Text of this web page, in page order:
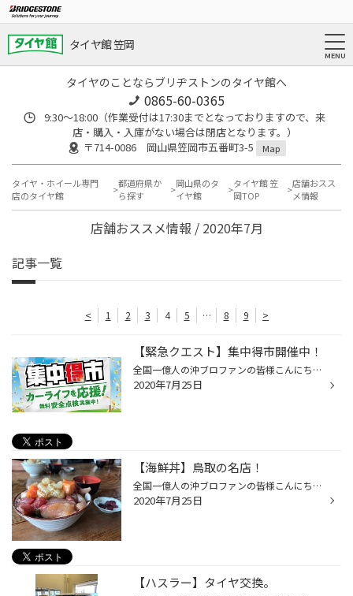
タイヤ館 笠岡
タイヤのことならブリヂストンのタイヤ館へ
0865-60-0365
9:30～18:00（作業受付は17:30までとなっておりますので、来
店・購入・入庫がない場合は閉店となります。）
〒714-0086 岡山県笠岡市五番町3-5
Map
タイヤ・ホイール専門
店のタイヤ館
都道府県か
ら探す
岡山県のタ
イヤ館
タイヤ館 笠
岡TOP
店舗おスス
メ情報
店舗おススメ情報 / 2020年7月
記事一覧
< 1 2 3 4 5 … 8 9 >
【緊急クエスト】集中得市開催中！
全国一億人の沖ブロファンの皆様こんにちは|ω・) タイヤ館笠岡店の太郎こと沖ですよｗ さてさて・・・ 皆様 実はタイヤ館では集中得市を開催いたしております！！！ 8月2日まで開催してますのでぜひお越しくださいませ(ΦωΦ) 集中得市の意味が解らない人が多いと思いますので一言！ お買い得ってこと...
2020年7月25日
【海鮮丼】鳥取の名店！
全国一億人の沖ブロファンの皆様こんにちは|ω・) タイヤ館笠岡店の太郎こと沖ですよｗ さてさて・・・ 先日の休みに 鳥取まで皆でツーリング(∩´∀｀)∩ ちょっと距離はありましたが 目的地到着！！！ お店の名前は ふじさんです。 こちらのお店の海鮮丼がメチャクチャうまい！！！ 超新鮮であまり生臭...
2020年7月25日
【ハスラー】タイヤ交換。